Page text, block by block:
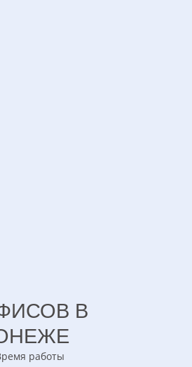
В
работы